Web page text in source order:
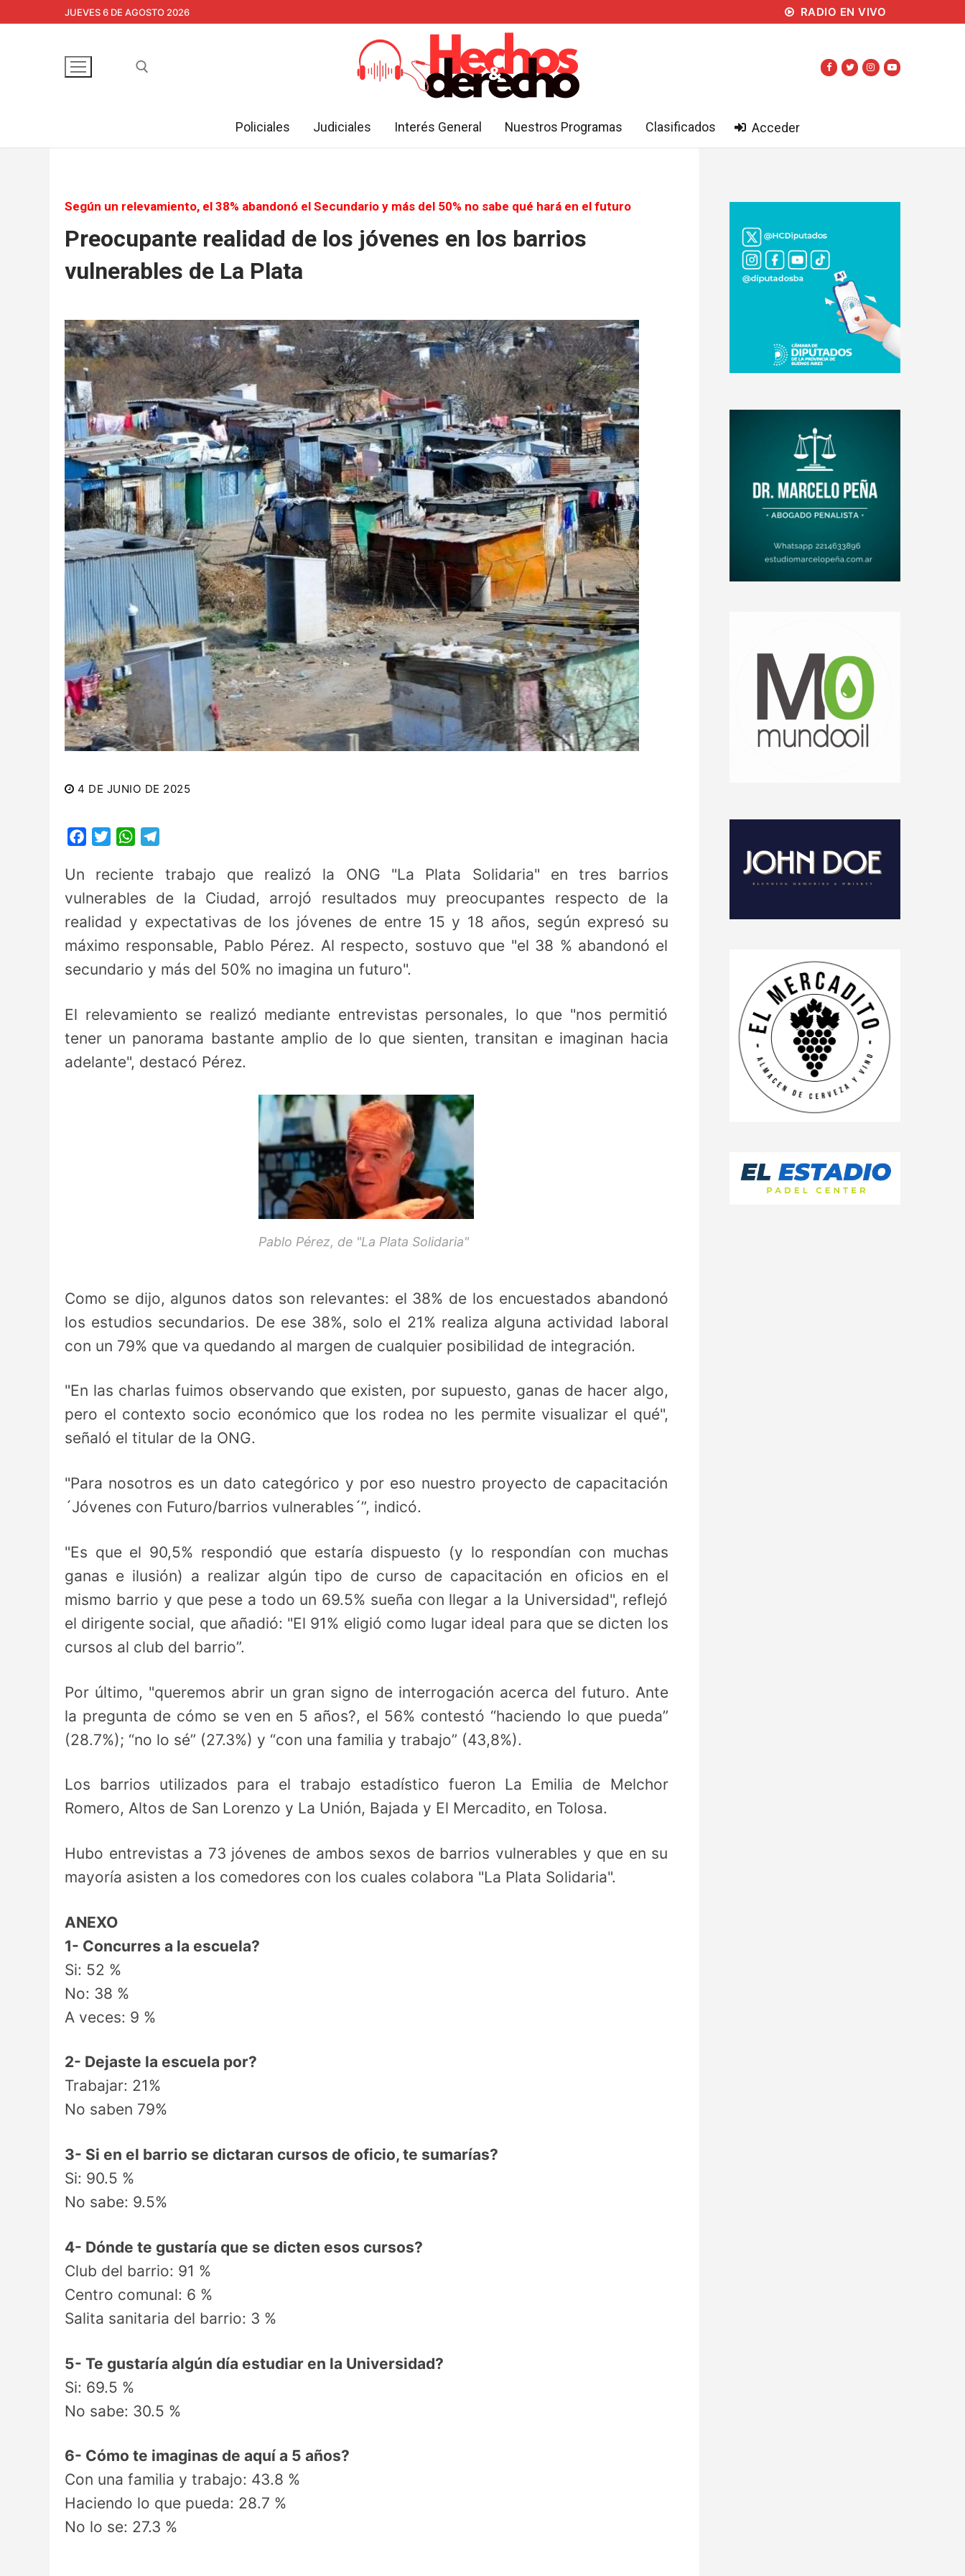
contenido
JUEVES 6 DE AGOSTO 2026 RADIO EN VIVO
Policiales Judiciales Interés General Nuestros Programas Clasificados Acceder
Según un relevamiento, el 38% abandonó el Secundario y más del 50% no sabe qué hará en el futuro
Preocupante realidad de los jóvenes en los barrios
vulnerables de La Plata
4 DE JUNIO DE 2025
FacebookTwitterWhatsApp
Un reciente trabajo que realizó la ONG "La Plata Solidaria" en tres barrios
vulnerables de la Ciudad, arrojó resultados muy preocupantes respecto de la
realidad y expectativas de los jóvenes de entre 15 y 18 años, según expresó su
máximo responsable, Pablo Pérez. Al respecto, sostuvo que "el 38 % abandonó el
secundario y más del 50% no imagina un futuro".
El relevamiento se realizó mediante entrevistas personales, lo que "nos permitió
tener un panorama bastante amplio de lo que sienten, transitan e imaginan hacia
adelante", destacó Pérez.
Pablo Pérez, de "La Plata Solidaria"
Como se dijo, algunos datos son relevantes: el 38% de los encuestados abandonó
los estudios secundarios. De ese 38%, solo el 21% realiza alguna actividad laboral
con un 79% que va quedando al margen de cualquier posibilidad de integración.
"En las charlas fuimos observando que existen, por supuesto, ganas de hacer algo,
pero el contexto socio económico que los rodea no les permite visualizar el qué",
señaló el titular de la ONG.
"Para nosotros es un dato categórico y por eso nuestro proyecto de capacitación
´Jóvenes con Futuro/barrios vulnerables´”, indicó.
"Es que el 90,5% respondió que estaría dispuesto (y lo respondían con muchas
ganas e ilusión) a realizar algún tipo de curso de capacitación en oficios en el
mismo barrio y que pese a todo un 69.5% sueña con llegar a la Universidad", reflejó
el dirigente social, que añadió: "El 91% eligió como lugar ideal para que se dicten los
cursos al club del barrio”.
Por último, "queremos abrir un gran signo de interrogación acerca del futuro. Ante
la pregunta de cómo se ven en 5 años?, el 56% contestó “haciendo lo que pueda”
(28.7%); “no lo sé” (27.3%) y “con una familia y trabajo” (43,8%).
Los barrios utilizados para el trabajo estadístico fueron La Emilia de Melchor
Romero, Altos de San Lorenzo y La Unión, Bajada y El Mercadito, en Tolosa.
Hubo entrevistas a 73 jóvenes de ambos sexos de barrios vulnerables y que en su
mayoría asisten a los comedores con los cuales colabora "La Plata Solidaria".
ANEXO
1- Concurres a la escuela?
Si: 52 %
No: 38 %
A veces: 9 %
2- Dejaste la escuela por?
Trabajar: 21%
No saben 79%
3- Si en el barrio se dictaran cursos de oficio, te sumarías?
Si: 90.5 %
No sabe: 9.5%
4- Dónde te gustaría que se dicten esos cursos?
Club del barrio: 91 %
Centro comunal: 6 %
Salita sanitaria del barrio: 3 %
5- Te gustaría algún día estudiar en la Universidad?
Si: 69.5 %
No sabe: 30.5 %
6- Cómo te imaginas de aquí a 5 años?
Con una familia y trabajo: 43.8 %
Haciendo lo que pueda: 28.7 %
No lo se: 27.3 %